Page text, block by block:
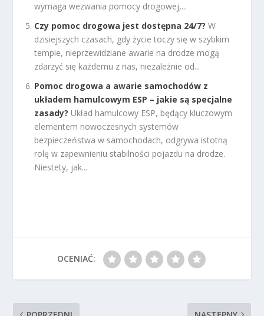
wymaga wezwania pomocy drogowej,...
Czy pomoc drogowa jest dostępna 24/7? W
dzisiejszych czasach, gdy życie toczy się w szybkim
tempie, nieprzewidziane awarie na drodze mogą
zdarzyć się każdemu z nas, niezależnie od...
Pomoc drogowa a awarie samochodów z
układem hamulcowym ESP – jakie są specjalne
zasady? Układ hamulcowy ESP, będący kluczowym
elementem nowoczesnych systemów
bezpieczeństwa w samochodach, odgrywa istotną
rolę w zapewnieniu stabilności pojazdu na drodze.
Niestety, jak...
OCENIAĆ: